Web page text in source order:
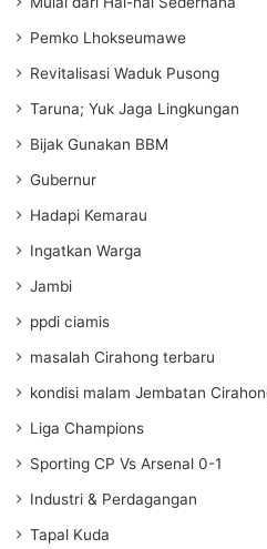
Pemko Lhokseumawe
Revitalisasi Waduk Pusong
Taruna; Yuk Jaga Lingkungan
Bijak Gunakan BBM
Gubernur
Hadapi Kemarau
Ingatkan Warga
Jambi
ppdi ciamis
masalah Cirahong terbaru
kondisi malam Jembatan
Liga Champions
Sporting CP Vs Arsenal 0-1
Industri & Perdagangan
Tapal Kuda